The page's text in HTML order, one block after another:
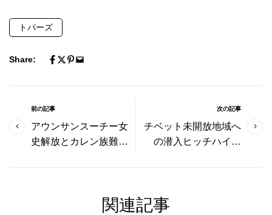
トパーズ
Share:
前の記事
アウンサンスーチー女
史解放とカレン族難民
次の記事
チベット未開放地域へ
の潜入ヒッチハイク
関連記事